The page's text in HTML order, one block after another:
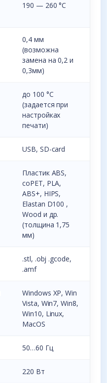
190 — 260 °С
0,4 мм
(возможна
замена на 0,2 и
0,3мм)
до 100 °С
(задается при
настройках
печати)
USB, SD-card
Пластик ABS,
coPET, PLA,
ABS+, HIPS,
Elastan D100 ,
Wood и др.
(толщина 1,75
мм)
.stl, .obj .gcode,
.amf
Windows XP, Win
Vista, Win7, Win8,
Win10, Linux,
MacOS
50…60 Гц
220 Вт